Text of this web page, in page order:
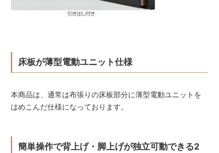
床板が薄型電動ユニット仕様
本商品は、通常は布張りの床板部分に薄型電動ユニットを
はめこんだ仕様になっております。
簡単操作で背上げ・脚上げが独立可動できる2